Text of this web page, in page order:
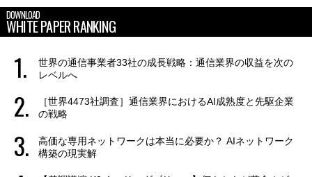
DOWNLOAD
WHITE PAPER RANKING
世界の通信事業者33社の成長戦略：通信業界の収益を次の
レベルへ
［世界4473社調査］通信業界におけるAI成熟度と先駆企業
の戦略
高価な専用ネットワークは本当に必要か？ AIネットワーク
構築の現実解